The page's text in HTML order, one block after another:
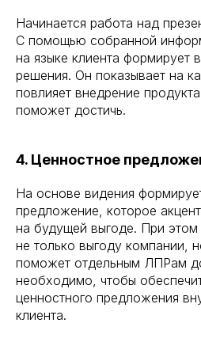
Начинается работа над
С помощью собранной
на языке клиента формирует
решения. Он показывает на
повлияет внедрение
поможет достичь.
4. Ценностное
На основе видения
предложение, которое
на будущей выгоде. При этом
не только выгоду компании,
поможет отдельным ЛПРам
необходимо, чтобы
ценностного предложения
клиента.